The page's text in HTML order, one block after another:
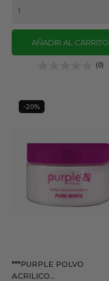
AÑADIR AL CARRITO
(0)
***PURPLE POLVO
ACRILICO...
-20%